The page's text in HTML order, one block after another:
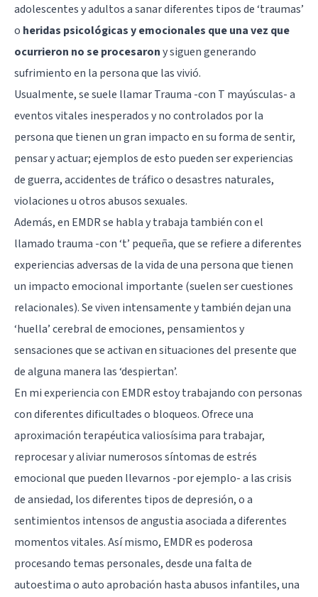
adolescentes y adultos a sanar diferentes tipos de ‘traumas’
o heridas psicológicas y emocionales que una vez que
ocurrieron no se procesarony siguen generando
sufrimiento en la persona que las vivió.
Usualmente, se suele llamar Trauma -con T mayúsculas- a
eventos vitales inesperados y no controlados por la
persona que tienen un gran impacto en su forma de sentir,
pensar y actuar; ejemplos de esto pueden ser experiencias
de guerra, accidentes de tráfico o desastres naturales,
violaciones u otros abusos sexuales.
Además, en EMDR se habla y trabaja también con el
llamado trauma -con ‘t’ pequeña, que se refiere a diferentes
experiencias adversas de la vida de una persona que tienen
un impacto emocional importante (suelen ser cuestiones
relacionales). Se viven intensamente y también dejan una
‘huella’ cerebral de emociones, pensamientos y
sensaciones que se activan en situaciones del presente que
de alguna manera las ‘despiertan’.
En mi experiencia con EMDR estoy trabajando con personas
con diferentes dificultades o bloqueos. Ofrece una
aproximación terapéutica valiosísima para trabajar,
reprocesar y aliviar numerosos síntomas de estrés
emocional que pueden llevarnos -por ejemplo- a las crisis
deansiedad, los diferentes tipos dedepresión, o a
sentimientos intensos de angustia asociada a diferentes
momentos vitales. Así mismo, EMDR es poderosa
procesando temas personales, desde una falta de
autoestima o auto aprobación hasta abusos infantiles, una